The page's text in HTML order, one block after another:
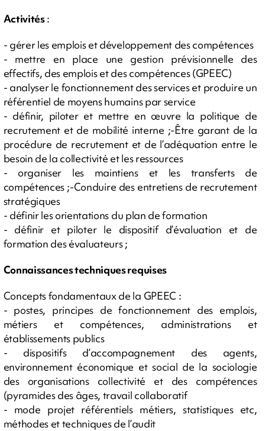
Activités:
- gérer les emplois et développement des compétences
- mettre en place une gestion prévisionnelle des
effectifs, des emplois et des compétences (GPEEC)
- analyser le fonctionnement des services et produire un
référentiel de moyens humains par service
- définir, piloter et mettre en œuvre la politique de
recrutement et de mobilité interne ;-Être garant de la
procédure de recrutement et de l’adéquation entre le
besoin de la collectivité et les ressources
- organiser les maintiens et les transferts de
compétences ;-Conduire des entretiens de recrutement
stratégiques
- définir les orientations du plan de formation
- définir et piloter le dispositif d’évaluation et de
formation des évaluateurs ;
Connaissances techniques requises
Concepts fondamentaux de la GPEEC :
- postes, principes de fonctionnement des emplois,
métiers et compétences, administrations et
établissements publics
- dispositifs d’accompagnement des agents,
environnement économique et social de la sociologie
des organisations collectivité et des compétences
(pyramides des âges, travail collaboratif
- mode projet référentiels métiers, statistiques etc,
méthodes et techniques de l’audit